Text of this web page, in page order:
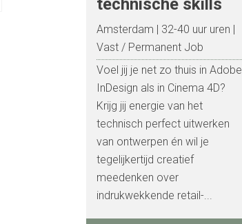
technische skills
Amsterdam
32-40 uur uren
Vast / Permanent Job
Voel jij je net zo thuis in Adobe
InDesign als in Cinema 4D?
Krijg jij energie van het
technisch perfect uitwerken
van ontwerpen én wil je
tegelijkertijd creatief
meedenken over
indrukwekkende retail-...